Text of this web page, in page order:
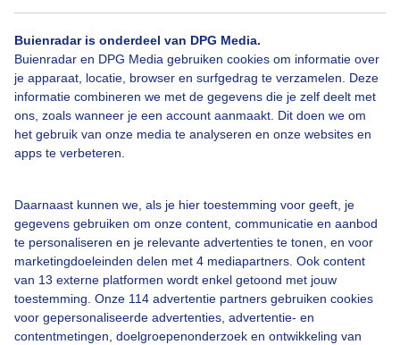
Buienradar is onderdeel van DPG Media.
Buienradar en DPG Media gebruiken cookies om informatie over
je apparaat, locatie, browser en surfgedrag te verzamelen. Deze
informatie combineren we met de gegevens die je zelf deelt met
ons, zoals wanneer je een account aanmaakt. Dit doen we om
het gebruik van onze media te analyseren en onze websites en
apps te verbeteren.
Daarnaast kunnen we, als je hier toestemming voor geeft, je
gegevens gebruiken om onze content, communicatie en aanbod
te personaliseren en je relevante advertenties te tonen, en voor
marketingdoeleinden delen met 4 mediapartners. Ook content
van 13 externe platformen wordt enkel getoond met jouw
toestemming. Onze 114 advertentie partners gebruiken cookies
voor gepersonaliseerde advertenties, advertentie- en
contentmetingen, doelgroepenonderzoek en ontwikkeling van
Bekijk slideshow
Over Buienradar